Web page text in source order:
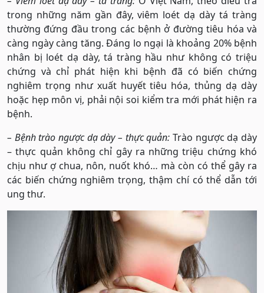
trong những năm gần đây, viêm loét dạ dày tá tràng
thường đứng đầu trong các bệnh ở đường tiêu hóa và
càng ngày càng tăng. Đáng lo ngại là khoảng 20% bệnh
nhân bị loét dạ dày, tá tràng hầu như không có triệu
chứng và chỉ phát hiện khi bệnh đã có biến chứng
nghiêm trọng như xuất huyết tiêu hóa, thủng dạ dày
hoặc hẹp môn vị, phải nội soi kiểm tra mới phát hiện ra
bệnh.
– Bệnh trào ngược dạ dày – thực quản: Trào ngược dạ dày
– thực quản không chỉ gây ra những triệu chứng khó
chịu như ợ chua, nôn, nuốt khó… mà còn có thể gây ra
các biến chứng nghiêm trọng, thậm chí có thể dẫn tới
ung thư.